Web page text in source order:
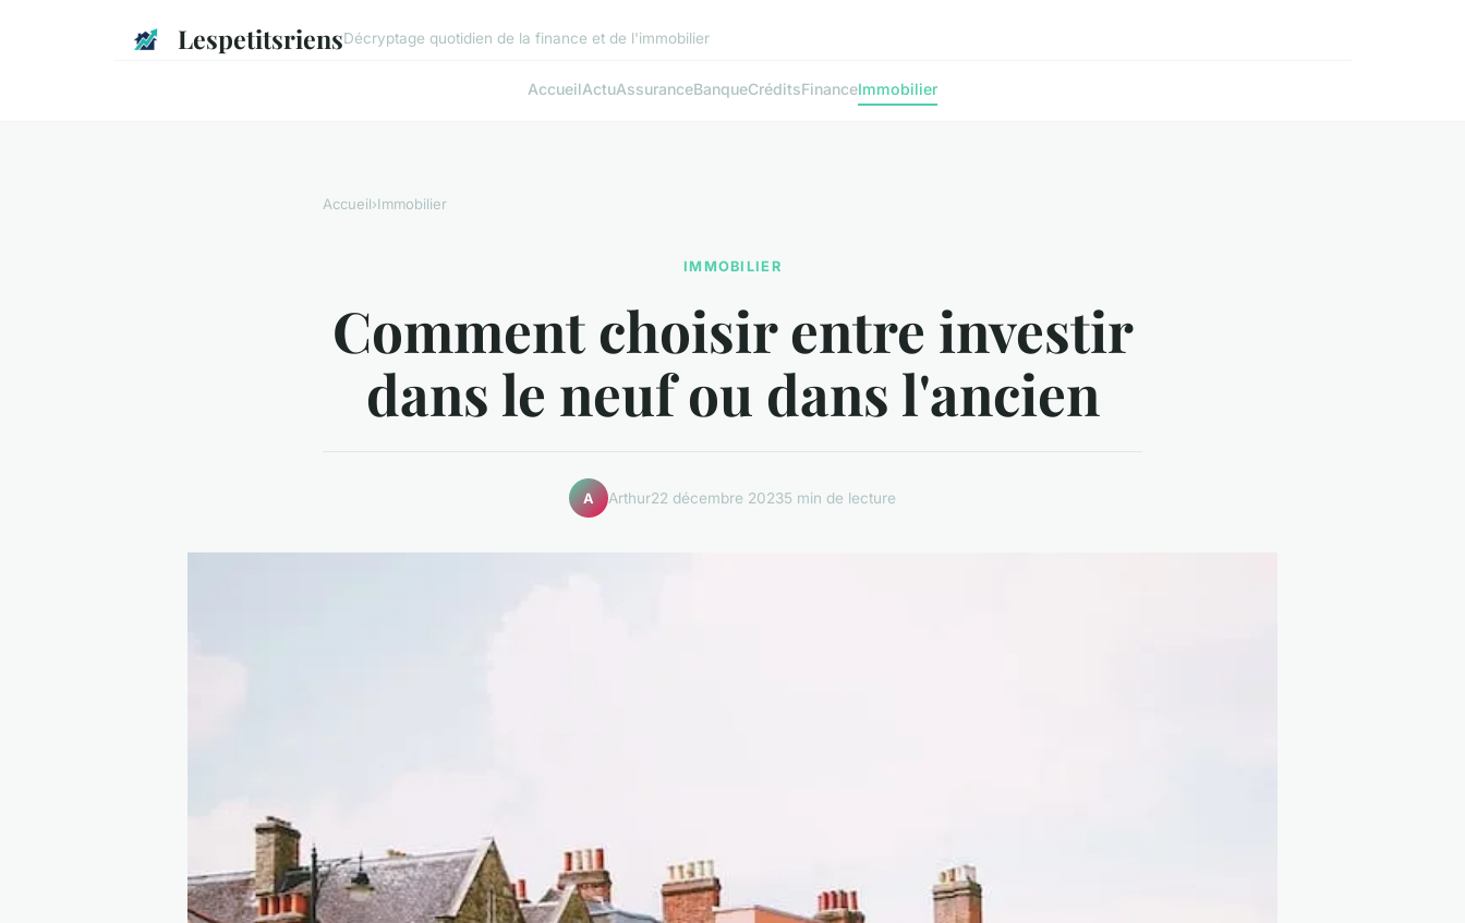
LespetitsriensDécryptage quotidien de la finance et de l'immobilier
AccueilActuAssuranceBanqueCréditsFinanceImmobilier
Accueil›Immobilier
IMMOBILIER
Comment choisir entre investir
dans le neuf ou dans l'ancien
A Arthur22 décembre 20235 min de lecture